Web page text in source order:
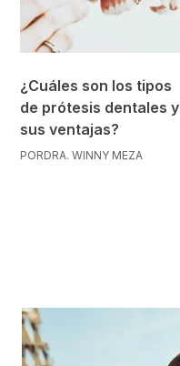
¿Cuáles son los tipos
de prótesis dentales y
sus ventajas?
PORDRA. WINNY MEZA